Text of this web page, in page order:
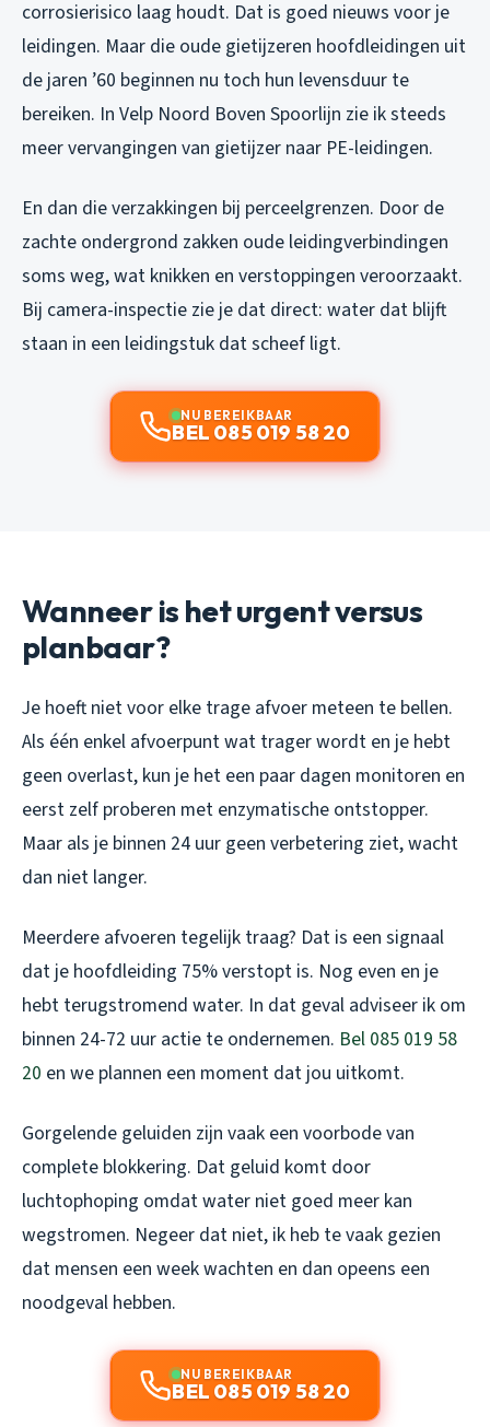
corrosierisico laag houdt. Dat is goed nieuws voor je
leidingen. Maar die oude gietijzeren hoofdleidingen uit
de jaren ’60 beginnen nu toch hun levensduur te
bereiken. In Velp Noord Boven Spoorlijn zie ik steeds
meer vervangingen van gietijzer naar PE-leidingen.
En dan die verzakkingen bij perceelgrenzen. Door de
zachte ondergrond zakken oude leidingverbindingen
soms weg, wat knikken en verstoppingen veroorzaakt.
Bij camera-inspectie zie je dat direct: water dat blijft
staan in een leidingstuk dat scheef ligt.
NU BEREIKBAAR
BEL 085 019 58 20
Wanneer is het urgent versus
planbaar?
Je hoeft niet voor elke trage afvoer meteen te bellen.
Als één enkel afvoerpunt wat trager wordt en je hebt
geen overlast, kun je het een paar dagen monitoren en
eerst zelf proberen met enzymatische ontstopper.
Maar als je binnen 24 uur geen verbetering ziet, wacht
dan niet langer.
Meerdere afvoeren tegelijk traag? Dat is een signaal
dat je hoofdleiding 75% verstopt is. Nog even en je
hebt terugstromend water. In dat geval adviseer ik om
binnen 24-72 uur actie te ondernemen. Bel 085 019 58
20 en we plannen een moment dat jou uitkomt.
Gorgelende geluiden zijn vaak een voorbode van
complete blokkering. Dat geluid komt door
luchtophoping omdat water niet goed meer kan
wegstromen. Negeer dat niet, ik heb te vaak gezien
dat mensen een week wachten en dan opeens een
noodgeval hebben.
NU BEREIKBAAR
BEL 085 019 58 20